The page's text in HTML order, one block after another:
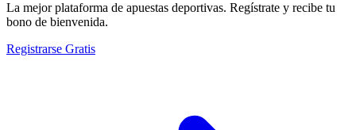
La mejor plataforma de apuestas deportivas. Regístrate y recibe tu
bono de bienvenida.
Registrarse Gratis